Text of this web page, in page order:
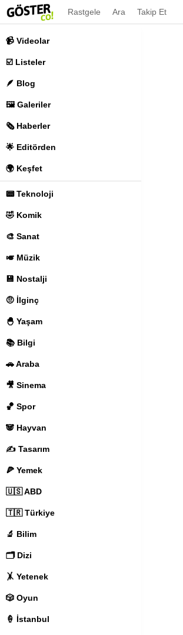
📹 Videolar
☑️ Listeler
🪶 Blog
🖼️ Galeriler
🗞️ Haberler
🌟 Editörden
🌍 Keşfet
📟 Teknoloji
🤣 Komik
🎨 Sanat
🎺 Müzik
💾 Nostalji
🤨 İlginç
🐣 Yaşam
📚 Bilgi
🚗 Araba
🎥 Sinema
🏀 Spor
🐼 Hayvan
✍️ Tasarım
🍕 Yemek
🇺🇸 ABD
🇹🇷 Türkiye
🔬 Bilim
🗂️ Dizi
🤸 Yetenek
🎲 Oyun
🍦 İstanbul
Rastgele Ara Takip Et